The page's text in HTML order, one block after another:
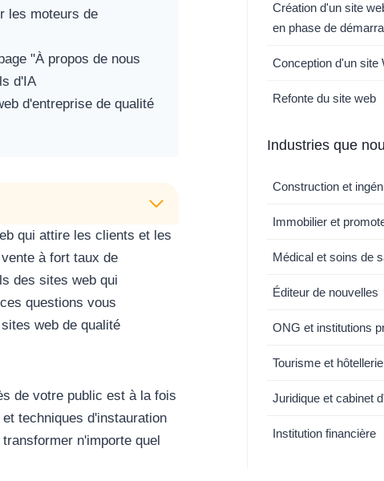
les moteurs de
"À propos de nous
d'IA
d'entreprise de qualité
qui attire les clients et les
à fort taux de
des sites web qui
questions vous
web de qualité
de votre public est à la fois
techniques d'instauration
n'importe quel
Création d'un site
en phase de
Conception d'un site
Refonte du site web
Industries que
Construction et
Immobilier et
Médical et soins de
Éditeur de nouvelles
ONG et institutions
Tourisme et hôtellerie
Juridique et cabinet
Institution financière